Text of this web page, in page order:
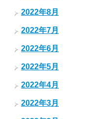
2022年8月
2022年7月
2022年6月
2022年5月
2022年4月
2022年3月